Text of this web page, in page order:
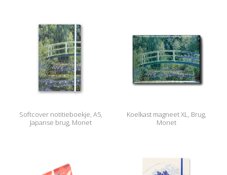
Softcover notitieboekje, A5,
Japanse brug, Monet
Koelkast magneet XL, Brug,
Monet